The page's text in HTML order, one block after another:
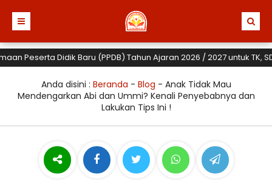
Didik Baru (PPDB) Tahun Ajaran 2026 / 2027 untuk TK, SD
Anda disini : Beranda - Blog - Anak Tidak Mau
Mendengarkan Abi dan Ummi? Kenali Penyebabnya dan
Lakukan Tips Ini !